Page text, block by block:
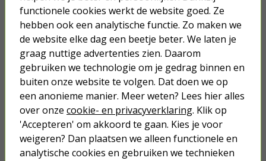
Van grote objecten zoals werkmappen tot kleine spullen zoals
een je smartphone, je bergt te eenvoudig op. Bij Kabelshop.nl is
er een uitgebreid assortiment waaruit je kunt kiezen, zodat je
altijd de ideale oplossing vindt die bij jou past. Daarom is het
belangrijk om van tevoren te bedenken wat je precies wilt. Ben
je bijvoorbeeld van plan om op fietsvakantie te gaan? Dan is
een enkele of dubbele fietstas ontzettend handig. Deze vaak
waterdichte tassen hangen achter op je fiets en bieden enorm
veel ruimte voor al jouw spullen. Heb je niet veel ruimte nodig?
zijn uitermate geschikt voor kleine items zoals een fietsslot of
wat gereedschap.
Vind je fietstassen niet echt jouw ding? Misschien dat een
functionele cookies werkt de website goed. Ze
hebben ook een analytische functie. Zo maken we
de website elke dag een beetje beter. We laten je
graag nuttige advertenties zien. Daarom
gebruiken we technologie om je gedrag binnen en
buiten onze website te volgen. Dat doen we op
een anonieme manier. Meer weten? Lees hier alles
over onze cookie- en privacyverklaring. Klik op
'Accepteren' om akkoord te gaan. Kies je voor
weigeren? Dan plaatsen we alleen functionele en
analytische cookies en gebruiken we technieken